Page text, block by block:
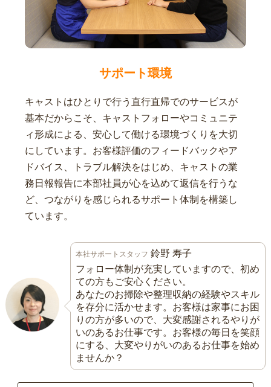
サポート環境
キャストはひとりで行う直行直帰でのサービスが
基本だからこそ、キャストフォローやコミュニテ
ィ形成による、安心して働ける環境づくりを大切
にしています。お客様評価のフィードバックやア
ドバイス、トラブル解決をはじめ、キャストの業
務日報報告に本部社員が心を込めて返信を行うな
ど、つながりを感じられるサポート体制を構築し
ています。
本社サポートスタッフ 鈴野 寿子
フォロー体制が充実していますので、初め
ての方もご安心ください。
あなたのお掃除や整理収納の経験やスキル
を存分に活かせます。お客様は家事にお困
りの方が多いので、大変感謝されるやりが
いのあるお仕事です。お客様の毎日を笑顔
にする、大変やりがいのあるお仕事を始め
ませんか？